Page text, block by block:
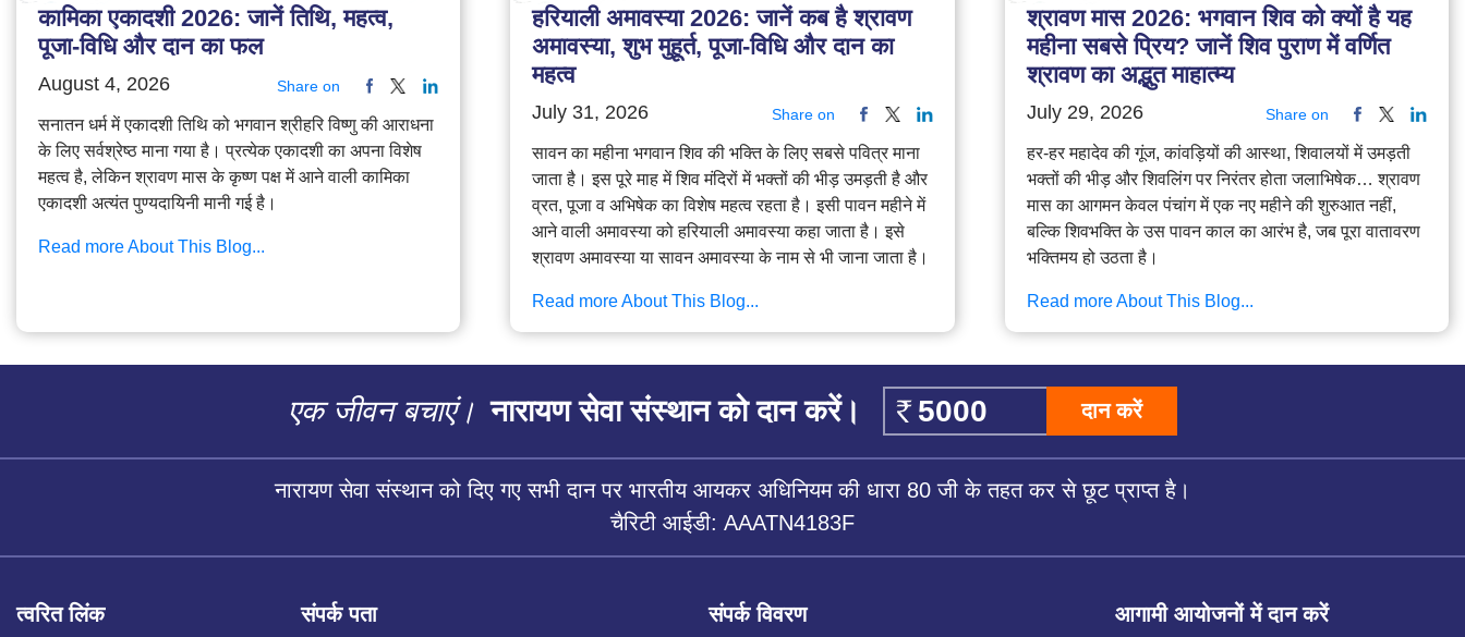
कामिका एकादशी 2026: जानें तिथि, महत्व,
पूजा-विधि और दान का फल
August 4, 2026 Share on
सनातन धर्म में एकादशी तिथि को भगवान श्रीहरि विष्णु की आराधना
के लिए सर्वश्रेष्ठ माना गया है। प्रत्येक एकादशी का अपना विशेष
महत्व है, लेकिन श्रावण मास के कृष्ण पक्ष में आने वाली कामिका
एकादशी अत्यंत पुण्यदायिनी मानी गई है।
Read more About This Blog...
हरियाली अमावस्या 2026: जानें कब है श्रावण
अमावस्या, शुभ मुहूर्त, पूजा-विधि और दान का
महत्व
July 31, 2026 Share on
सावन का महीना भगवान शिव की भक्ति के लिए सबसे पवित्र माना
जाता है। इस पूरे माह में शिव मंदिरों में भक्तों की भीड़ उमड़ती है और
व्रत, पूजा व अभिषेक का विशेष महत्व रहता है। इसी पावन महीने में
आने वाली अमावस्या को हरियाली अमावस्या कहा जाता है। इसे
श्रावण अमावस्या या सावन अमावस्या के नाम से भी जाना जाता है।
Read more About This Blog...
श्रावण मास 2026: भगवान शिव को क्यों है यह
महीना सबसे प्रिय? जानें शिव पुराण में वर्णित
श्रावण का अद्भुत माहात्म्य
July 29, 2026 Share on
हर-हर महादेव की गूंज, कांवड़ियों की आस्था, शिवालयों में उमड़ती
भक्तों की भीड़ और शिवलिंग पर निरंतर होता जलाभिषेक… श्रावण
मास का आगमन केवल पंचांग में एक नए महीने की शुरुआत नहीं,
बल्कि शिवभक्ति के उस पावन काल का आरंभ है, जब पूरा वातावरण
भक्तिमय हो उठता है।
Read more About This Blog...
एक जीवन बचाएं। नारायण सेवा संस्थान को दान करें। दान करें
नारायण सेवा संस्थान को दिए गए सभी दान पर भारतीय आयकर अधिनियम की धारा 80 जी के तहत कर से छूट प्राप्त है।
चैरिटी आईडी: AAATN4183F
त्वरित लिंक संपर्क पता संपर्क विवरण आगामी आयोजनों में दान करें